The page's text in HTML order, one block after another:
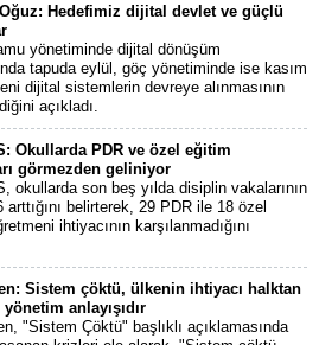
Hedefimiz dijital devlet ve güçlü
yönetiminde dijital dönüşüm
tapuda eylül, göç yönetiminde ise kasım
dijital sistemlerin devreye alınmasının
açıkladı.
Okullarda PDR ve özel eğitim
görmezden geliniyor
okullarda son beş yılda disiplin vakalarının
arttığını belirterek, 29 PDR ile 18 özel
ihtiyacının karşılanmadığını
Sistem çöktü, ülkenin ihtiyacı halktan
anlayışıdır
"Sistem Çöktü" başlıklı açıklamasında